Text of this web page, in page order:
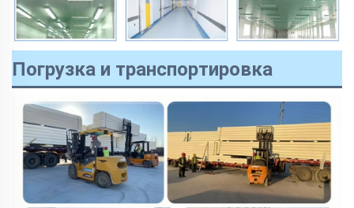
Погрузка и транспортировка